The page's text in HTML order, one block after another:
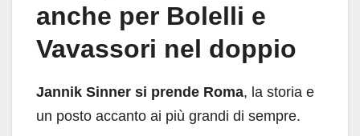
anche per Bolelli e
Vavassori nel doppio
Jannik Sinner si prende Roma, la storia e
un posto accanto ai più grandi di sempre.